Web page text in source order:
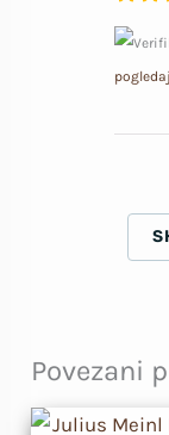
Povezani